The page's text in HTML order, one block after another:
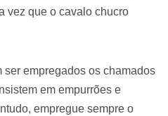
vez que o cavalo chucro
ser empregados os chamados
em empurrões e
empregue sempre o